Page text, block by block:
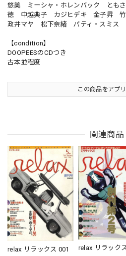
悠美 ミーシャ・ホレンバック とも
徳 中越典子 カジヒデキ 金子昇 竹
政井マヤ 松下奈緒 パティ・スミス
【condition】
DOOPEESのCDつき
古本並程度
この商品をアプ
関連商品
relax リラックス 001